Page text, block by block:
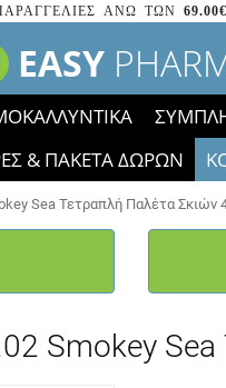
ΑΝΩ ΤΩΝ
EASY
& ΠΑΚΕΤΑ ΔΩΡΩΝ
των εκπτώσεων
Sea Τετραπλή Παλέτα Σκιών
Smokey